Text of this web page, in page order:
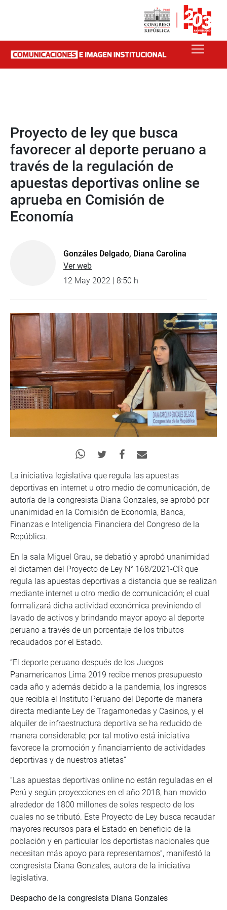
Proyecto de ley que busca
favorecer al deporte peruano a
través de la regulación de
apuestas deportivas online se
aprueba en Comisión de
Economía
Gonzáles Delgado, Diana Carolina
Ver web
12 May 2022 | 8:50 h
La iniciativa legislativa que regula las apuestas
deportivas en internet u otro medio de comunicación, de
autoría de la congresista Diana Gonzales, se aprobó por
unanimidad en la Comisión de Economía, Banca,
Finanzas e Inteligencia Financiera del Congreso de la
República.
En la sala Miguel Grau, se debatió y aprobó unanimidad
el dictamen del Proyecto de Ley N° 168/2021-CR que
regula las apuestas deportivas a distancia que se realizan
mediante internet u otro medio de comunicación; el cual
formalizará dicha actividad económica previniendo el
lavado de activos y brindando mayor apoyo al deporte
peruano a través de un porcentaje de los tributos
recaudados por el Estado.
“El deporte peruano después de los Juegos
Panamericanos Lima 2019 recibe menos presupuesto
cada año y además debido a la pandemia, los ingresos
que recibía el Instituto Peruano del Deporte de manera
directa mediante Ley de Tragamonedas y Casinos, y el
alquiler de infraestructura deportiva se ha reducido de
manera considerable; por tal motivo está iniciativa
favorece la promoción y financiamiento de actividades
deportivas y de nuestros atletas”
“Las apuestas deportivas online no están reguladas en el
Perú y según proyecciones en el año 2018, han movido
alrededor de 1800 millones de soles respecto de los
cuales no se tributó. Este Proyecto de Ley busca recaudar
mayores recursos para el Estado en beneficio de la
población y en particular los deportistas nacionales que
necesitan más apoyo para representarnos”, manifestó la
congresista Diana Gonzales, autora de la iniciativa
legislativa.
Despacho de la congresista Diana Gonzales